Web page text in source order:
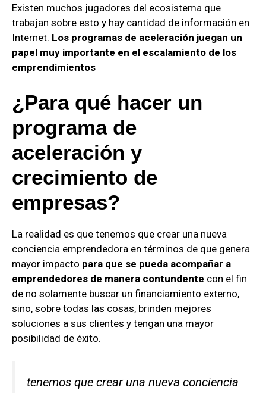
Existen muchos jugadores del ecosistema que
trabajan sobre esto y hay cantidad de información en
Internet. Los programas de aceleración juegan un
papel muy importante en el escalamiento de los
emprendimientos
¿Para qué hacer un
programa de
aceleración y
crecimiento de
empresas?
La realidad es que tenemos que crear una nueva
conciencia emprendedora en términos de que genera
mayor impacto para que se pueda acompañar a
emprendedores de manera contundente con el fin
de no solamente buscar un financiamiento externo,
sino, sobre todas las cosas, brinden mejores
soluciones a sus clientes y tengan una mayor
posibilidad de éxito.
tenemos que crear una nueva conciencia